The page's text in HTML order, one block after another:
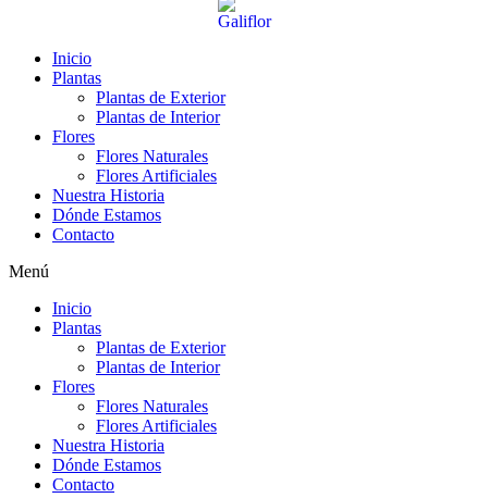
Inicio
Plantas
Plantas de Exterior
Plantas de Interior
Flores
Flores Naturales
Flores Artificiales
Nuestra Historia
Dónde Estamos
Contacto
Menú
Inicio
Plantas
Plantas de Exterior
Plantas de Interior
Flores
Flores Naturales
Flores Artificiales
Nuestra Historia
Dónde Estamos
Contacto